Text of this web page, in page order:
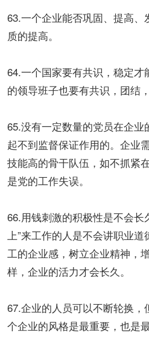
63.一个企业能否巩固、提高
质的提高。
64.一个国家要有共识，稳定
的领导班子也要有共识，团结
65.没有一定数量的党员在企
起不到监督保证作用的。企业
技能高的骨干队伍，如不抓紧
是党的工作失误。
66.用钱刺激的积极性是不会长
上”来工作的人是不会讲职业
工的企业感，树立企业精神，
样，企业的活力才会长久。
67.企业的人员可以不断轮换
个企业的风格是最重要，也是最